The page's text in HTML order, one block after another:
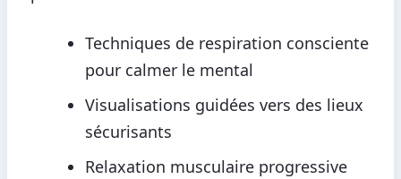
Techniques de respiration consciente
pour calmer le mental
Visualisations guidées vers des lieux
sécurisants
Relaxation musculaire progressive